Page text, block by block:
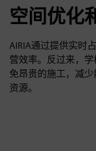
空间优化
AIRIA通过提供实时
营效率。反过来，
免昂贵的施工，减
资源。